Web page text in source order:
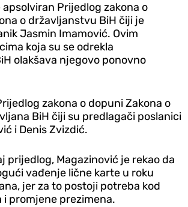
Prijedlog zakona o
o državljanstvu BiH čiji je
Jasmin Imamović. Ovim
koja su se odrekla
olakšava njegovo ponovno
zakona o dopuni Zakona o
BiH čiji su predlagači poslanici
i Denis Zvizdić.
prijedlog, Magazinović je rekao da
vađenje lične karte u roku
jer za to postoji potreba kod
i promjene prezimena.